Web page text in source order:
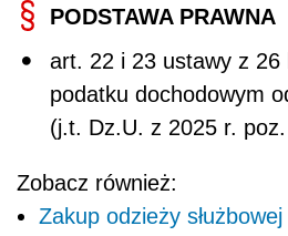
PODSTAWA PRAWNA
art. 22 i 23 ustawy z 26
podatku dochodowym
(j.t. Dz.U. z 2025 r.
Zobacz również:
Zakup odzieży